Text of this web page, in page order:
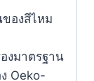
องสีไหม
งมาตรฐาน
Oeko-